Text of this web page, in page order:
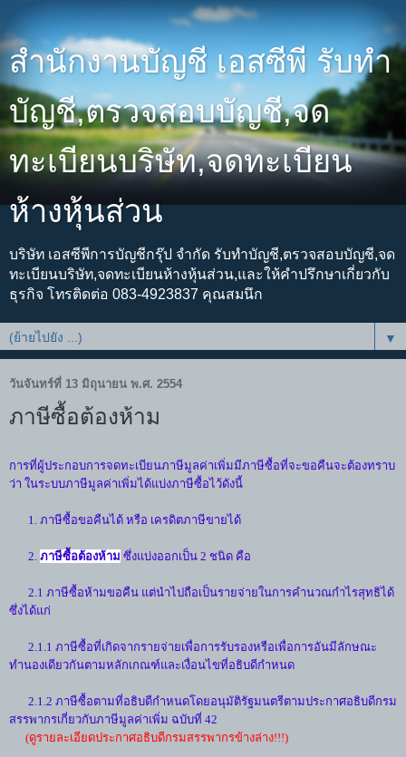
สำนักงานบัญชี เอสซีพี รับทำ
บัญชี,ตรวจสอบบัญชี,จด
ทะเบียนบริษัท,จดทะเบียน
ห้างหุ้นส่วน
บริษัท เอสซีพีการบัญชีกรุ๊ป จำกัด รับทำบัญชี,ตรวจสอบบัญชี,จด
ทะเบียนบริษัท,จดทะเบียนห้างหุ้นส่วน,และให้คำปรึกษาเกี่ยวกับ
ธุรกิจ โทรติดต่อ 083-4923837 คุณสมนึก
▼
วันจันทร์ที่ 13 มิถุนายน พ.ศ. 2554
ภาษีซื้อต้องห้าม
การที่ผู้ประกอบการจดทะเบียนภาษีมูลค่าเพิ่มมีภาษีซื้อที่จะขอคืนจะต้องทราบ
ว่า ในระบบภาษีมูลค่าเพิ่มได้แบ่งภาษีซื้อไว้ดังนี้
1. ภาษีซื้อขอคืนได้ หรือ เครดิตภาษีขายได้
2. ภาษีซื้อต้องห้าม ซึ่งแบ่งออกเป็น 2 ชนิด คือ
2.1 ภาษีซื้อห้ามขอคืน แต่นำไปถือเป็นรายจ่ายในการคำนวณกำไรสุทธิได้
ซึ่งได้แก่
2.1.1 ภาษีซื้อที่เกิดจากรายจ่ายเพื่อการรับรองหรือเพื่อการอันมีลักษณะ
ทำนองเดียวกันตามหลักเกณฑ์และเงื่อนไขที่อธิบดีกำหนด
2.1.2 ภาษีซื้อตามที่อธิบดีกำหนดโดยอนุมัติรัฐมนตรีตามประกาศอธิบดีกรม
สรรพากรเกี่ยวกับภาษีมูลค่าเพิ่ม ฉบับที่ 42
(ดูรายละเอียดประกาศอธิบดีกรมสรรพากรข้างล่าง!!!)